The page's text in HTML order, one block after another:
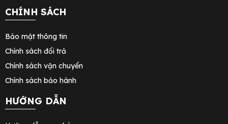
CHÍNH SÁCH
Bảo mật thông tin
Chính sách đổi trả
Chính sách vận chuyển
Chính sách bảo hành
HƯỚNG DẪN